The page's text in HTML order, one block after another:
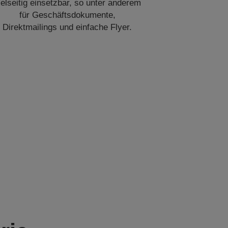
einsetzbar, so unter anderem
für Geschäftsdokumente,
Direktmailings und einfache Flyer.